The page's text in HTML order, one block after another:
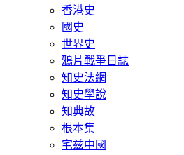
香港史
國史
世界史
鴉片戰爭日誌
知史法網
知史學說
知典故
根本集
宅兹中國